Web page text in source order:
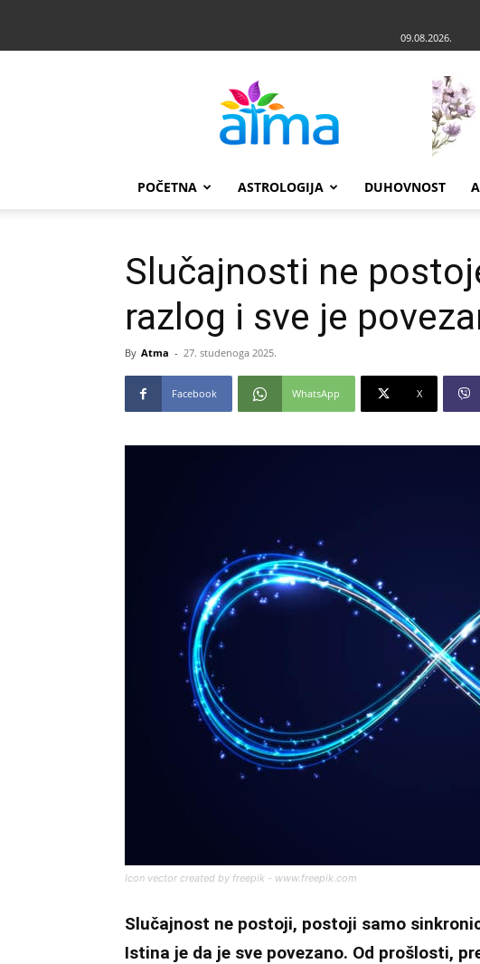
09.08.2026.
POČETNA ASTROLOGIJA DUHOVNOST
Slučajnosti ne
razlog i sve je
By Atma - 27. studenoga 2025.
Facebook WhatsApp X
Icon vector created by freepik - www.freepik.com
Slučajnost ne postoji, postoji samo
Istina je da je sve povezano. Od prošlosti,